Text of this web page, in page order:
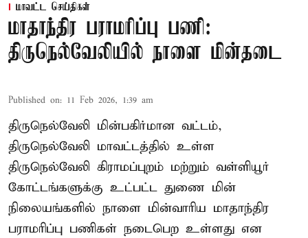
மாவட்ட செய்திகள்
மாதாந்திர பராமரிப்பு பணி:
திருநெல்வேலியில் நாளை மின்தடை
Published on: 11 Feb 2026, 1:39 am
திருநெல்வேலி மின்பகிர்மான வட்டம்,
திருநெல்வேலி மாவட்டத்தில் உள்ள
திருநெல்வேலி கிராமப்புறம் மற்றும் வள்ளியூர்
கோட்டங்களுக்கு உட்பட்ட துணை மின்
நிலையங்களில் நாளை மின்வாரிய மாதாந்திர
பராமரிப்பு பணிகள் நடைபெற உள்ளது என